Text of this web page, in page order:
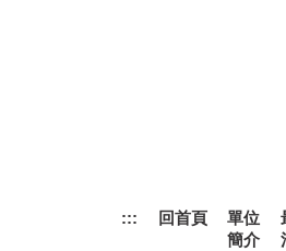
::: 回首頁
單位
簡介